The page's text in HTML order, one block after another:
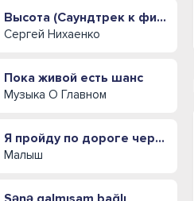
Высота (Саундтрек к фильму Малыш)
Сергей Нихаенко
Пока живой есть шанс
Музыка О Главном
Я пройду по дороге через огонь
Малыш